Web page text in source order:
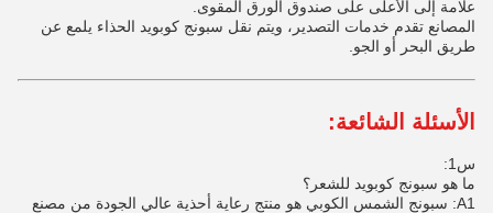
علامة إلى الأعلى على صندوق الورق المقوى.
المصانع تقدم خدمات التصدير، ويتم نقل سبونج كوبويد الحذاء يلمع عن
طريق البحر أو الجو.
الأسئلة الشائعة:
س1:
ما هو سبونج كوبويد للشعر؟
A1: سبونج الشمس الكوبي هو منتج رعاية أحذية عالي الجودة من مصنع